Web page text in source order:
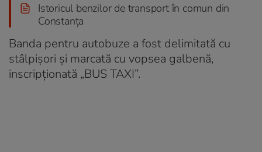
Istoricul benzilor de transport în comun din
Constanța
Banda pentru autobuze a fost delimitată cu
stâlpișori și marcată cu vopsea galbenă,
inscripționată „BUS TAXI”.